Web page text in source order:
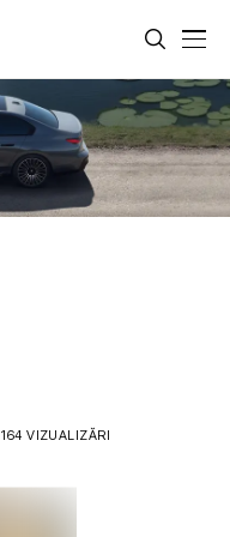
164 VIZUALIZĂRI